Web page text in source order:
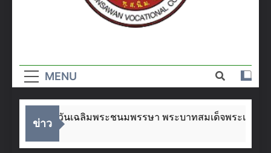
อาชีวศึกษา
นครสวรรค์
MENU
ข่าว
ในโอกาสวันเฉลิมพระชนมพรรษา พระบาทสมเด็จพระเจ้าอยู่